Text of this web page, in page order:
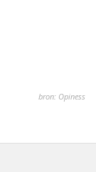
bron: Opiness